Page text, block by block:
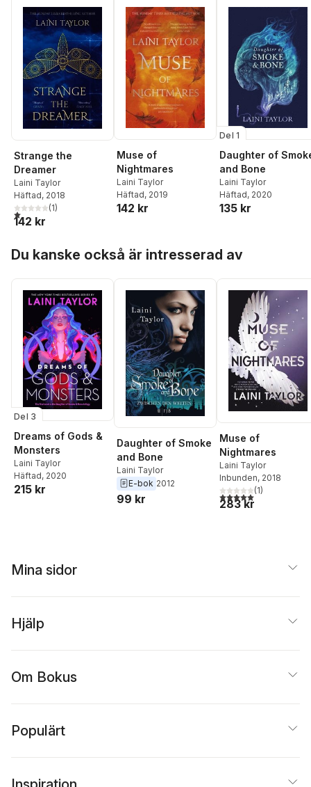
Strange the
Dreamer
Laini Taylor
Häftad, 2018
1,0utav 5 stjärnor. Totalt antal röster:
(1)
142 kr
Muse of
Nightmares
Laini Taylor
Häftad, 2019
142 kr
Del 1
Daughter of
and Bone
Laini Taylor
Häftad, 2020
135 kr
Du kanske också är intresserad av
Del 3
Dreams of Gods &
Monsters
Laini Taylor
Häftad, 2020
215 kr
Daughter of Smoke
and Bone
Laini Taylor
E-bok 2012
99 kr
Muse of
Nightmares
Laini Taylor
Inbunden, 2018
5,0utav 5 stjärnor.
(1)
283 kr
Mina sidor
Hjälp
Om Bokus
Populärt